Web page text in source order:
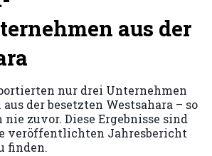
aus der
nur drei Unternehmen
der besetzten Westsahara – so
zuvor. Diese Ergebnisse sind
veröffentlichten Jahresbericht
finden.